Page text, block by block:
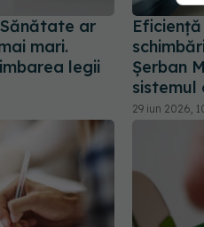
ar
mari.
legii
Șerban
29 iun 2026,